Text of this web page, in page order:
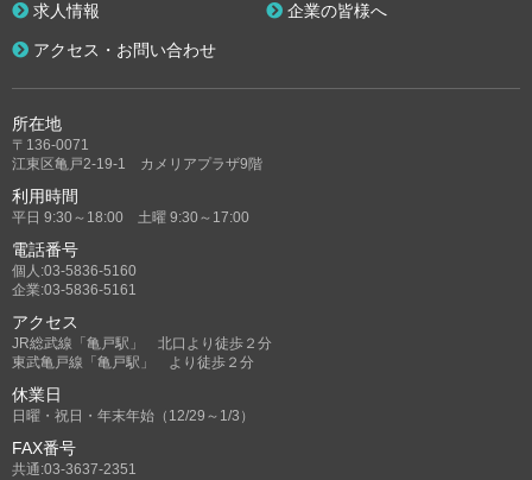
所在地
〒136-0071
江東区亀戸2-19-1 カメリアプラザ9階
利用時間
平日 9:30～18:00 土曜 9:30～17:00
電話番号
個人:03-5836-5160
企業:03-5836-5161
アクセス
JR総武線「亀戸駅」 北口より徒歩２分
東武亀戸線「亀戸駅」 より徒歩２分
休業日
日曜・祝日・年末年始（12/29～1/3）
FAX番号
共通:03-3637-2351
求人情報 企業の皆様へ
アクセス・お問い合わせ